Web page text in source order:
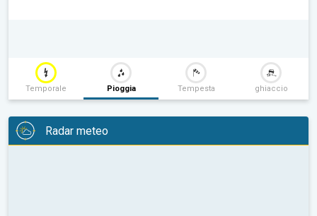
Temporale Pioggia Tempesta ghiaccio
Radar meteo